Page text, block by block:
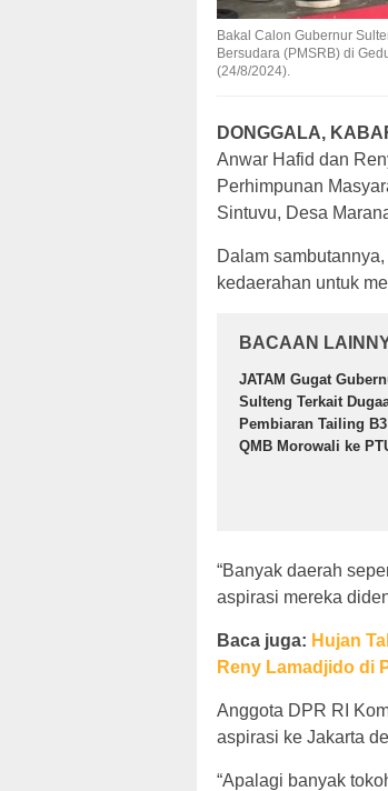
Bakal Calon Gubernur
Bersudara (PMSRB) di
(24/8/2024).
DONGGALA,
Anwar Hafid dan
Perhimpunan
Sintuvu, Desa
Dalam
kedaerahan untuk
BACAAN
JATAM Gugat
Sulteng Terkait
Pembiaran Tailing
QMB Morowali ke
“Banyak daerah
aspirasi mereka
Baca juga: Hujan
Reny Lamadjido di
Anggota DPR RI
aspirasi ke Jakarta
“Apalagi banyak